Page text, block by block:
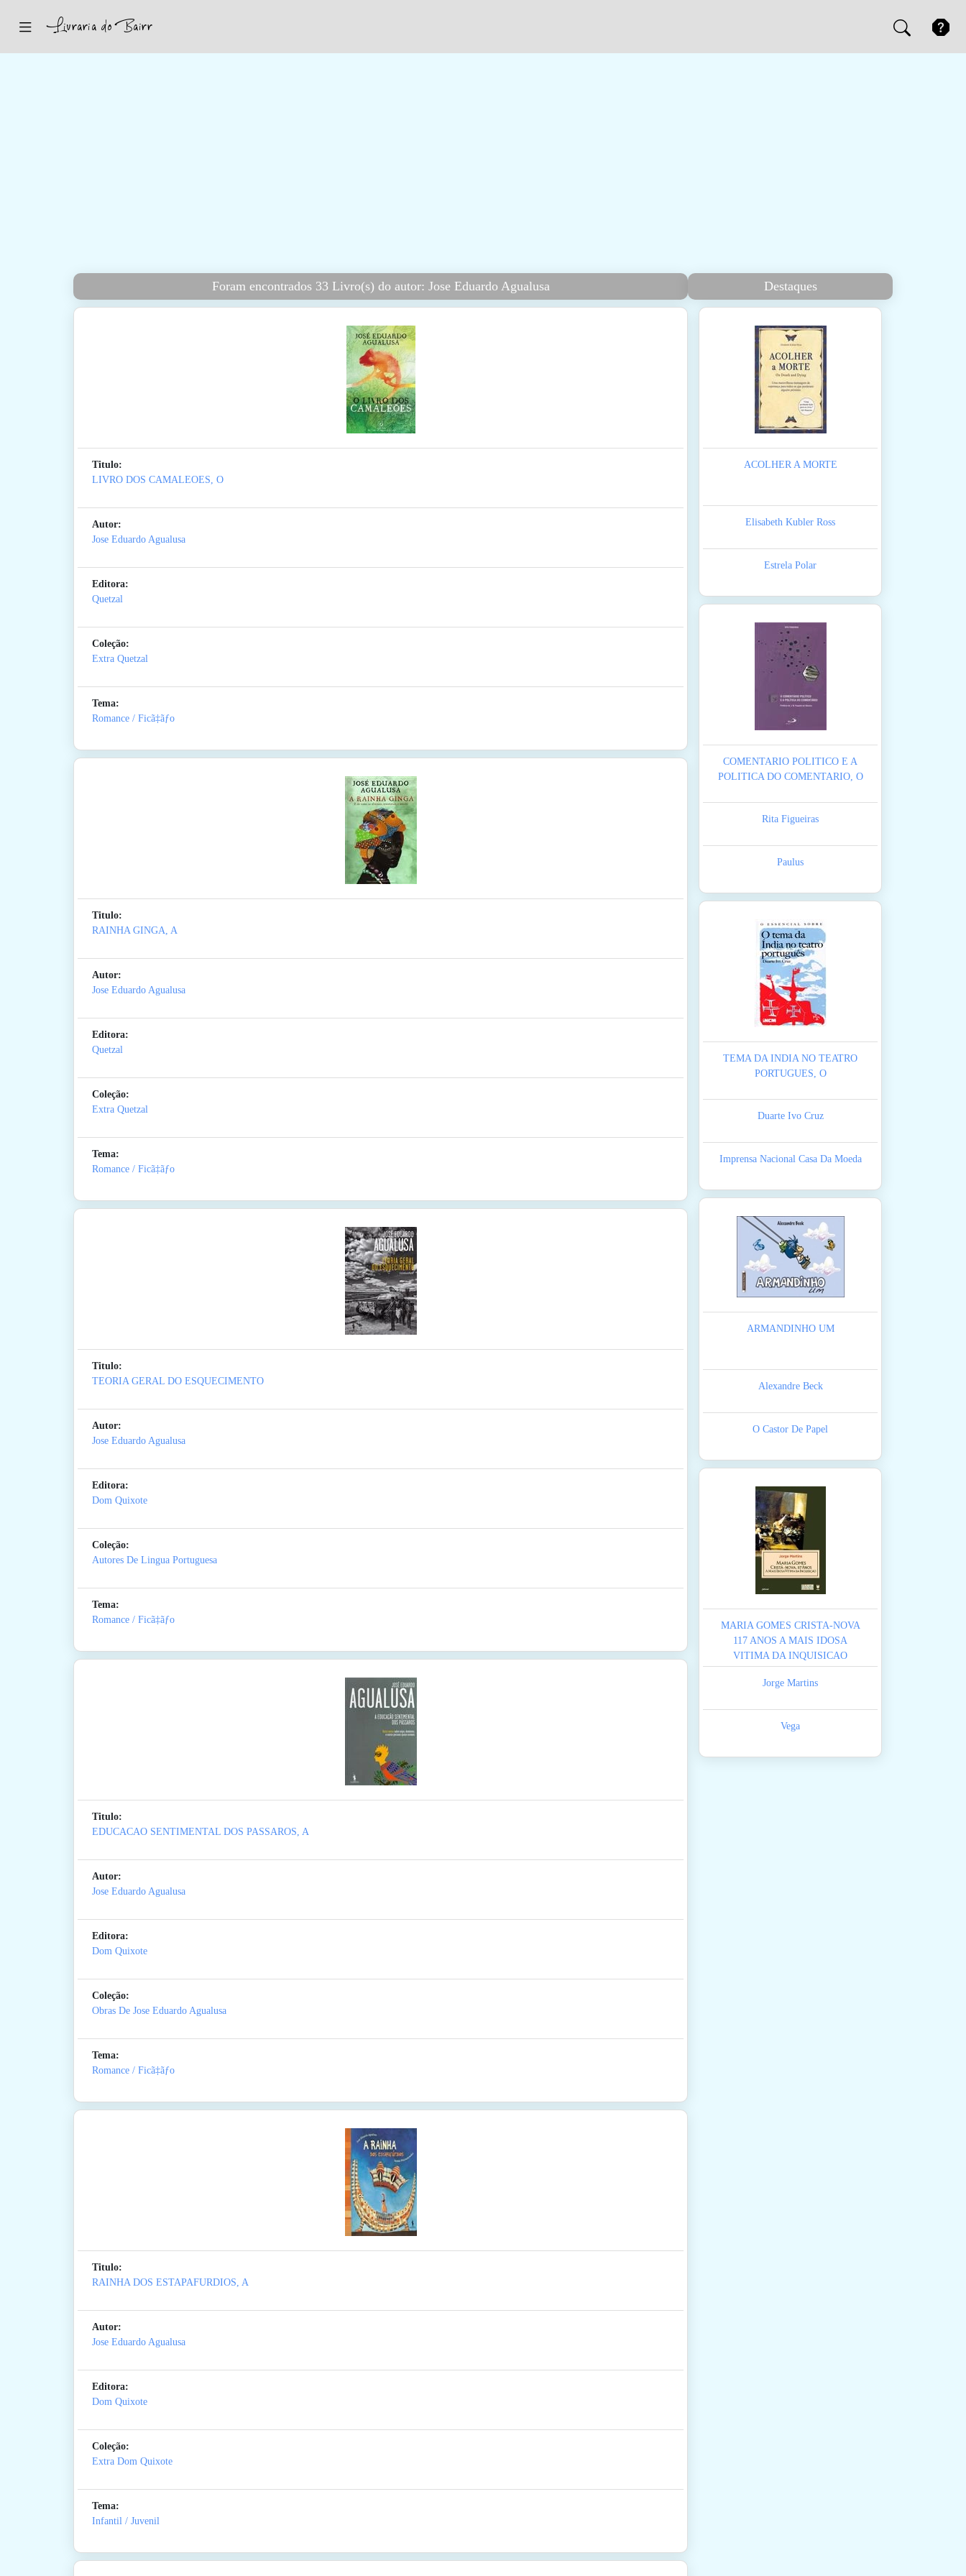
Foram encontrados 33 Livro(s) do autor: Jose Eduardo Agualusa
Titulo:
LIVRO DOS CAMALEOES, O
Autor:
Jose Eduardo Agualusa
Editora:
Quetzal
Coleção:
Extra Quetzal
Tema:
Romance / Ficã‡ãƒo
Titulo:
RAINHA GINGA, A
Autor:
Jose Eduardo Agualusa
Editora:
Quetzal
Coleção:
Extra Quetzal
Tema:
Romance / Ficã‡ãƒo
Titulo:
TEORIA GERAL DO ESQUECIMENTO
Autor:
Jose Eduardo Agualusa
Editora:
Dom Quixote
Coleção:
Autores De Lingua Portuguesa
Tema:
Romance / Ficã‡ãƒo
Titulo:
EDUCACAO SENTIMENTAL DOS PASSAROS, A
Autor:
Jose Eduardo Agualusa
Editora:
Dom Quixote
Coleção:
Obras De Jose Eduardo Agualusa
Tema:
Romance / Ficã‡ãƒo
Titulo:
RAINHA DOS ESTAPAFURDIOS, A
Autor:
Jose Eduardo Agualusa
Editora:
Dom Quixote
Coleção:
Extra Dom Quixote
Tema:
Infantil / Juvenil
Destaques
ACOLHER A MORTE
Elisabeth Kubler Ross
Estrela Polar
COMENTARIO POLITICO E A
POLITICA DO COMENTARIO, O
Rita Figueiras
Paulus
TEMA DA INDIA NO TEATRO
PORTUGUES, O
Duarte Ivo Cruz
Imprensa Nacional Casa Da Moeda
ARMANDINHO UM
Alexandre Beck
O Castor De Papel
MARIA GOMES CRISTA-NOVA
117 ANOS A MAIS IDOSA
VITIMA DA INQUISICAO
Jorge Martins
Vega